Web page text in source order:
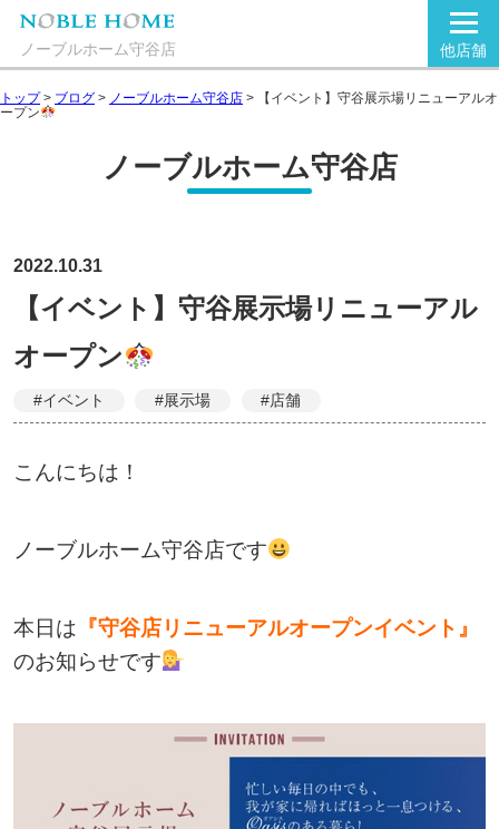
ノーブルホーム守谷店 他店舗
トップ> ブログ > ノーブルホーム守谷店 >
【イベント】守谷展示場リニューアルオ
ープン
ノーブルホーム守谷店
2022.10.31
【イベント】守谷展示場リニューアル
オープン
#イベント #展示場 #店舗
こんにちは！
ノーブルホーム守谷店です
本日は 『守谷店リニューアルオープンイベント』
のお知らせです